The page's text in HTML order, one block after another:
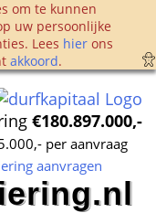
om te kunnen
uw persoonlijke
Lees hier ons
akkoord.
€180.897.000,-
per aanvraag
aanvragen